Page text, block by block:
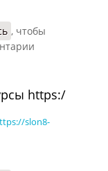
, чтобы
https:/
slon8-